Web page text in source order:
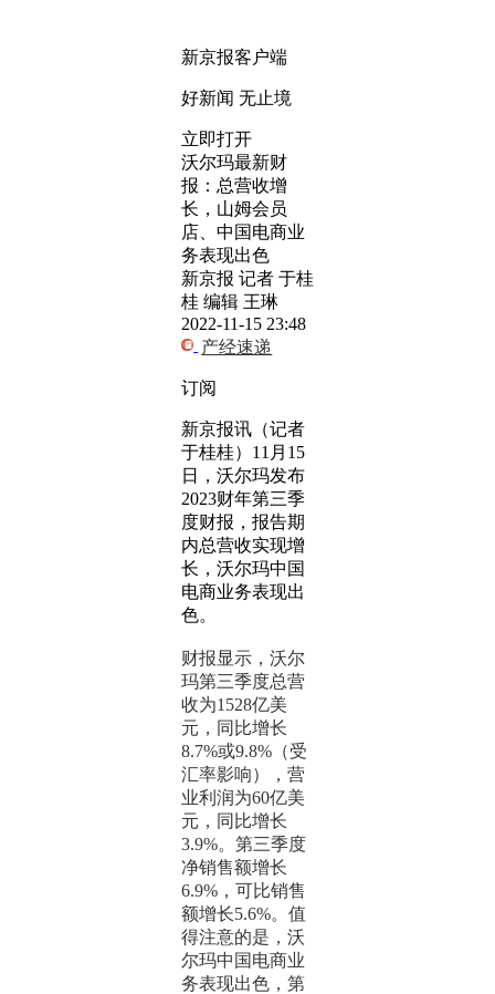
新京报客户端
好新闻 无止境
立即打开
沃尔玛最新财
报：总营收增
长，山姆会员
店、中国电商业
务表现出色
新京报 记者 于桂
桂 编辑 王琳
2022-11-15 23:48
产经速递
订阅
新京报讯（记者
于桂桂）11月15
日，沃尔玛发布
2023财年第三季
度财报，报告期
内总营收实现增
长， 沃尔玛中国
电商业务表现出
色。
财报显示，沃尔
玛第三季度总营
收为1528亿美
元，同比增长
8.7%或9.8%（受
汇率影响），营
业利润为60亿美
元，同比增长
3.9%。第三季度
净销售额增长
6.9%，可比销售
额增长5.6%。值
得注意的是，沃
尔玛中国电商业
务表现出色，第